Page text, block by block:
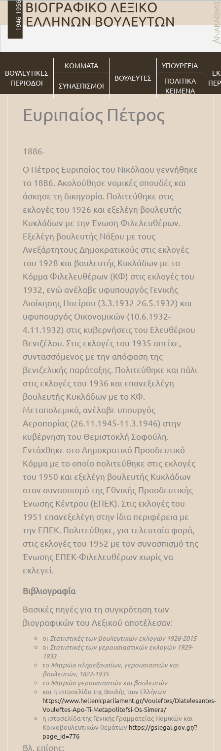
ΒΟΥΛΕΥΤΙΚΕΣ
ΠΕΡΙΟΔΟΙ
ΚΟΜΜΑΤΑ
ΒΟΥΛΕΥΤΕΣ
ΥΠΟΥΡΓΕΙΑ
ΣΥΝΑΣΠΙΣΜΟΙ
ΠΟΛΙΤΙΚΑ
ΚΕΙΜΕΝΑ
Ευριπαίος Πέτρος
1886-
Ο Πέτρος Ευριπαίος του Νικόλαου γεννήθηκε
το 1886. Ακολούθησε νομικές σπουδές και
άσκησε τη δικηγορία. Πολιτεύθηκε στις
εκλογές του 1926 και εξελέγη βουλευτής
Κυκλάδων με την Ένωση Φιλελευθέρων.
Εξελέγη βουλευτής Νάξου με τους
Ανεξάρτητους Δημοκρατικούς στις εκλογές
του 1928 και βουλευτής Κυκλάδων με το
Κόμμα Φιλελευθέρων (ΚΦ) στις εκλογές του
1932, ενώ ανέλαβε υφυπουργός Γενικής
Διοίκησης Ηπείρου (3.3.1932-26.5.1932) και
υφυπουργός Οικονομικών (10.6.1932-
4.11.1932) στις κυβερνήσεις του Ελευθέριου
Βενιζέλου. Στις εκλογές του 1935 απείχε,
συντασσόμενος με την απόφαση της
βενιζελικής παράταξης. Πολιτεύθηκε και πάλι
στις εκλογές του 1936 και επανεξελέγη
βουλευτής Κυκλάδων με το ΚΦ.
Μεταπολεμικά, ανέλαβε υπουργός
Αεροπορίας (26.11.1945-11.3.1946) στην
κυβέρνηση του Θεμιστοκλή Σοφούλη.
Εντάχθηκε στο Δημοκρατικό Προοδευτικό
Κόμμα με το οποίο πολιτεύθηκε στις εκλογές
του 1950 και εξελέγη βουλευτής Κυκλάδων
στον συνασπισμό της Εθνικής Προοδευτικής
Ένωσης Κέντρου (ΕΠΕΚ). Στις εκλογές του
1951 επανεξελέγη στην ίδια περιφέρεια με
την ΕΠΕΚ. Πολιτεύθηκε, για τελευταία φορά,
στις εκλογές του 1952 με τον συνασπισμό της
Ένωσης ΕΠΕΚ-Φιλελευθέρων χωρίς να
εκλεγεί.
Βιβλιογραφία
Βασικές πηγές για τη συγκρότηση των
βιογραφικών του Λεξικού αποτέλεσαν:
οι Στατιστικές των βουλευτικών εκλογών 1926-2015
οι Στατιστικές των γερουσιαστικών εκλογών 1929-
1933
το Μητρώο πληρεξουσίων, γερουσιαστών και
βουλευτών, 1822-1935
το Μητρώο γερουσιαστών και βουλευτών
και η ιστοσελίδα της Βουλής των Ελλήνων
https://www.hellenicparliament.gr/Vouleftes/Diatelesantes-
Vouleftes-Apo-Ti-Metapolitefsi-Os-Simera/
η ιστοσελίδα της Γενικής Γραμματείας Νομικών και
Κοινοβουλευτικών θεμάτων https://gslegal.gov.gr/?
page_id=776
Βλ. επίσης: